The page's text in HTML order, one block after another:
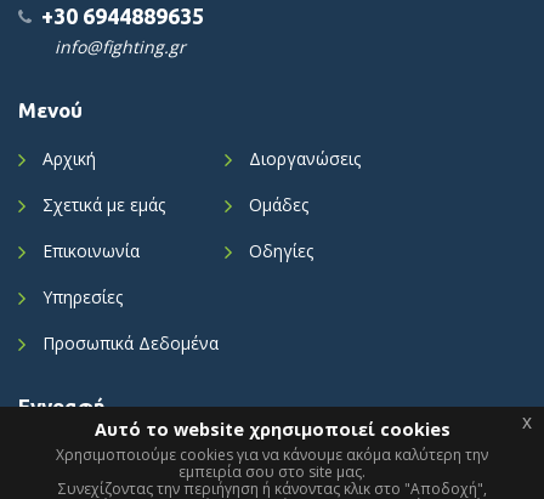
+30 6944889635
info@fighting.gr
Μενού
Αρχική
Σχετικά με εμάς
Επικοινωνία
Υπηρεσίες
Προσωπικά Δεδομένα
Διοργανώσεις
Ομάδες
Οδηγίες
Εγγραφή
Ενημερωθείτε με τα τελευταία νέα μας.
Αυτό το website χρησιμοποιεί cookies
Χρησιμοποιούμε cookies για να κάνουμε ακόμα καλύτερη την
εμπειρία σου στο site μας.
Συνεχίζοντας την περιήγηση ή κάνοντας κλικ στο "Αποδοχή",
x